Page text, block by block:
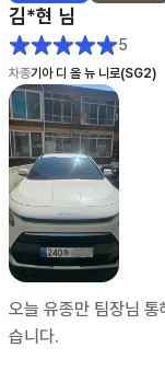
김*현 님
5
차종기아 디 올 뉴 니로(SG2)
오늘 유종만 팀장님
습니다.